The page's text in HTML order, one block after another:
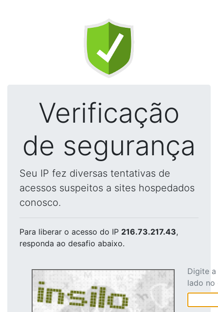
Verificação
de segurança
Seu IP fez diversas tentativas de
acessos suspeitos a sites hospedados
conosco.
Para liberar o acesso do IP 216.73.217.43,
responda ao desafio abaixo.
Digite
lado no